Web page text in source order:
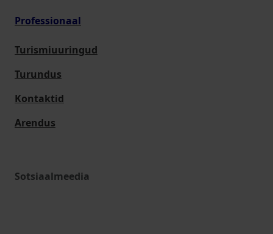
Professionaal
Turismiuuringud
Turundus
Kontaktid
Arendus
Sotsiaalmeedia